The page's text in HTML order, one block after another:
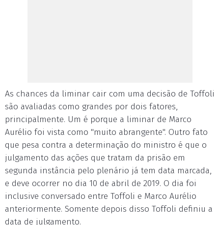
As chances da liminar cair com uma decisão de Toffoli
são avaliadas como grandes por dois fatores,
principalmente. Um é porque a liminar de Marco
Aurélio foi vista como "muito abrangente". Outro fato
que pesa contra a determinação do ministro é que o
julgamento das ações que tratam da prisão em
segunda instância pelo plenário já tem data marcada,
e deve ocorrer no dia 10 de abril de 2019. O dia foi
inclusive conversado entre Toffoli e Marco Aurélio
anteriormente. Somente depois disso Toffoli definiu a
data de julgamento.